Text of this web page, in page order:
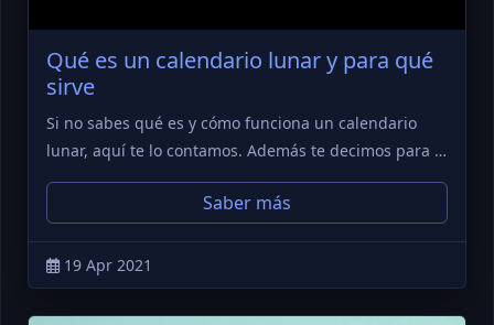
Qué es un calendario lunar y para qué
sirve
Si no sabes qué es y cómo funciona un calendario
lunar, aquí te lo contamos. Además te decimos para …
Saber más
19 Apr 2021